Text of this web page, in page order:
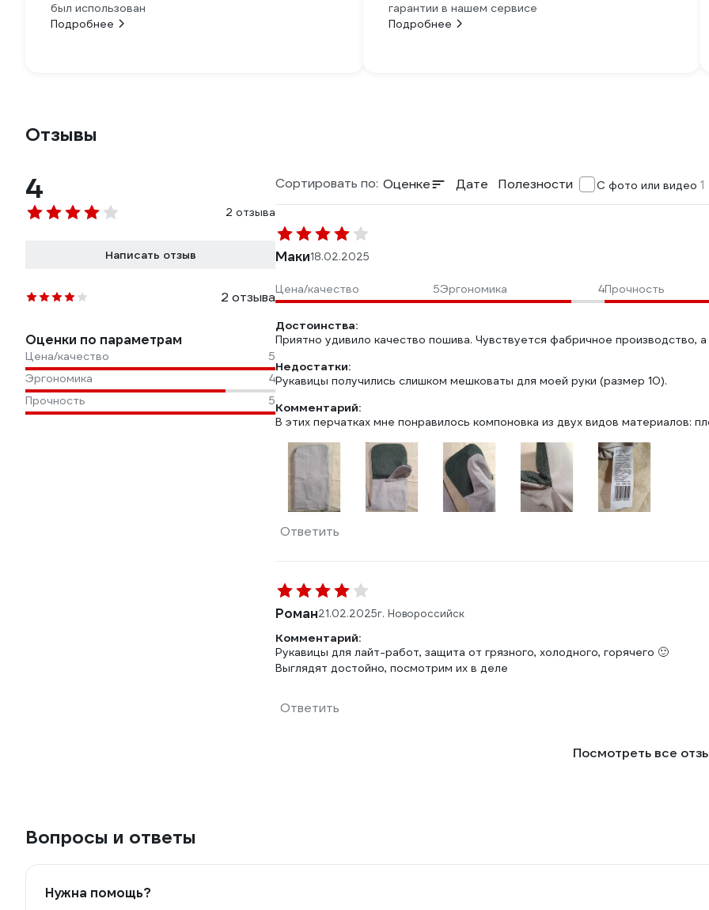
был использован
Подробнее
гарантии в нашем сервисе
Подробнее
Отзывы
4
2 отзыва
Написать отзыв
2 отзыва
Оценки по параметрам
Цена/качество
5
Эргономика
4
Прочность
5
Сортировать по: Оценке Дате Полезности С фото или видео 1
Маки18.02.2025
Цена/качество 5Эргономика 4Прочность
Достоинства:
Приятно удивило качество пошива. Чувствуется фабричное производство,
Недостатки:
Рукавицы получились слишком мешковаты для моей руки (размер 10).
Комментарий:
В этих перчатках мне понравилось компоновка из двух видов материалов:
Ответить
Роман21.02.2025г. Новороссийск
Комментарий:
Рукавицы для лайт-работ, защита от грязного, холодного, горячего 🙂
Выглядят достойно, посмотрим их в деле
Ответить
Посмотреть все
Вопросы и ответы
Нужна помощь?